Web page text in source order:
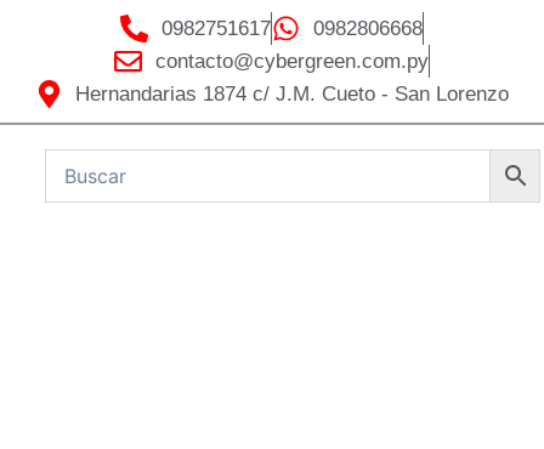
0982751617
0982806668
contacto@cybergreen.com.py
Hernandarias 1874 c/ J.M. Cueto - San Lorenzo